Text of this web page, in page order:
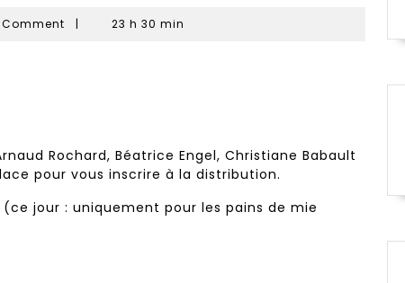
| 23 h 30 min
Rochard, Béatrice Engel, Christiane Babault
pour vous inscrire à la distribution.
jour : uniquement pour les pains de mie